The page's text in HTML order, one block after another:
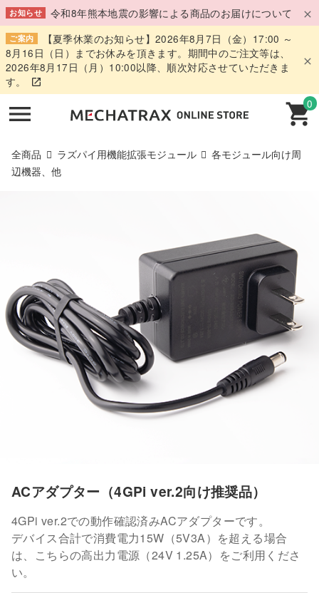
お知らせ 令和8年熊本地震の影響による商品のお届けについて
ご案内
【夏季休業のお知らせ】2026年8月7日（金）17:00 ～
8月16日（日）までお休みを頂きます。期間中のご注文等は、
2026年8月17日（月）10:00以降、順次対応させていただきま
す。
0
全商品 ラズパイ用機能拡張モジュール
各モジュール向け周
辺機器、他
ACアダプター（4GPi ver.2向け推奨品）
4GPi ver.2での動作確認済みACアダプターです。
デバイス合計で消費電力15W（5V3A）を超える場合
は、こちらの高出力電源（24V 1.25A）をご利用くださ
い。